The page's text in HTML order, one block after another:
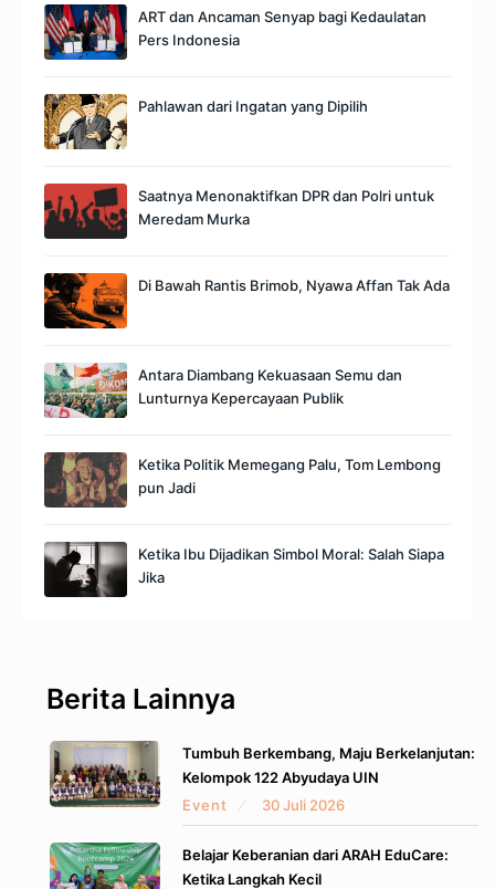
ART dan Ancaman Senyap bagi Kedaulatan
Pers Indonesia
Pahlawan dari Ingatan yang Dipilih
Saatnya Menonaktifkan DPR dan Polri untuk
Meredam Murka
Di Bawah Rantis Brimob, Nyawa Affan Tak Ada
Antara Diambang Kekuasaan Semu dan
Lunturnya Kepercayaan Publik
Ketika Politik Memegang Palu, Tom Lembong
pun Jadi
Ketika Ibu Dijadikan Simbol Moral: Salah Siapa
Jika
Berita Lainnya
Tumbuh Berkembang, Maju Berkelanjutan:
Kelompok 122 Abyudaya UIN
Event
30 Juli 2026
Belajar Keberanian dari ARAH EduCare:
Ketika Langkah Kecil